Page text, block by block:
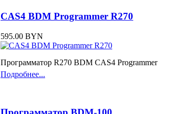
CAS4 BDM Programmer R270
595.00 BYN
Программатор R270 BDM CAS4 Programmer
Подробнее...